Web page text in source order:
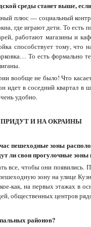
среды станет выше,
плюс — социальный
где играют дети. То есть
работают магазины и
способствует тому,
То есть формально
вообще не было! Что
идет в соседний квартал
удобно.
И НА ОКРАИНЫ
пешеходные зоны
ли свои прогулочные зоны
все, чтобы они появились.
зону на улице
как, на первых этажах в
общественных центров
районов?